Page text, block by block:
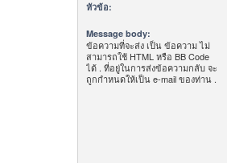
หัวข้อ:
Message body:
ข้อความที่จะส่ง เป็น ข้อความ ไม่
สามารถใช้ HTML หรือ BB Code
ได้ . ที่อยู่ในการส่งข้อความกลับ จะ
ถูกกำหนดให้เป็น e-mail ของท่าน .